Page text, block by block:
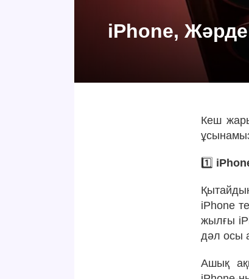
iPhone,
Кеш
1️⃣
iPhone
жылғы
дәл осы
Ашық